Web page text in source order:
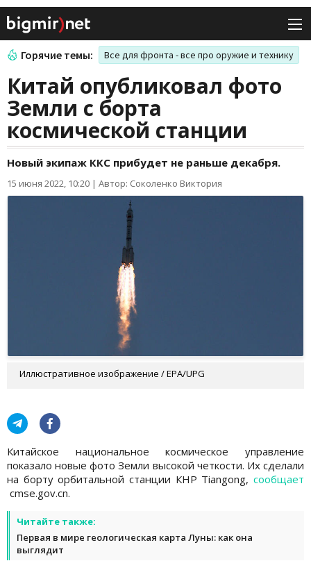
Горячие темы: Все для фронта - все про оружие и технику
Китай опубликовал фото
Земли с борта
космической станции
Новый экипаж ККС прибудет не раньше декабря.
15 июня 2022, 10:20 | Автор: Соколенко Виктория
Иллюстративное изображение / EPA/UPG
Китайское национальное космическое управление
показало новые фото Земли высокой четкости. Их сделали
на борту орбитальной станции КНР Tiangong, сообщает
cmse.gov.cn.
Читайте также:
Первая в мире геологическая карта Луны: как она
выглядит